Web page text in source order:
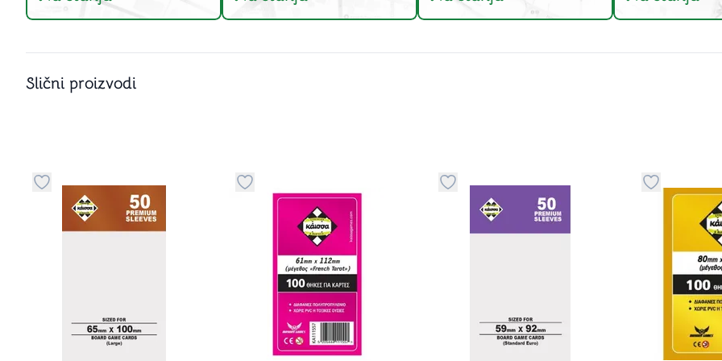
Slični proizvodi
Dugme za dodavanje stvari u kategoriju omiljenoDugme za dodavanje stvari u kategoriju omiljenoDugme za dodavanje stvari u kategorijuDugme za